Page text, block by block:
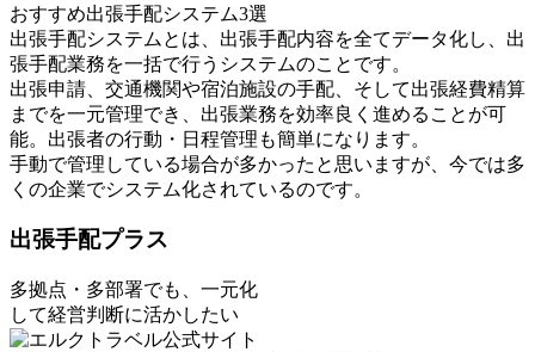
おすすめ出張手配システム3選
出張手配システムとは、出張手配内容を全てデータ化し、出
張手配業務を一括で行うシステムのことです。
出張申請、交通機関や宿泊施設の手配、そして出張経費精算
までを一元管理でき、出張業務を効率良く進めることが可
能。出張者の行動・日程管理も簡単になります。
手動で管理している場合が多かったと思いますが、今では多
くの企業でシステム化されているのです。
出張⼿配プラス
多拠点・多部署でも、一元化
して経営判断に活かしたい